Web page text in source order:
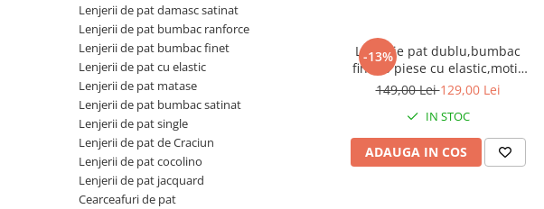
Tipul cearceafului de pat
Normal - fara elastic
Lenjerii de pat damasc satinat
Lenjerii de pat bumbac ranforce
Lenjerii de pat bumbac finet
Lenjerii de pat cu elastic
Lenjerii de pat matase
Lenjerii de pat bumbac satinat
Lenjerii de pat single
Lenjerii de pat de Craciun
Lenjerii de pat cocolino
Lenjerii de pat jacquard
Cearceafuri de pat
-13%
Lenjerie pat dublu,bumbac
finet,6 piese cu elastic,motiv
traditional rosu albastru-A423
149,00 Lei129,00 Lei
IN STOC
ADAUGA IN COS